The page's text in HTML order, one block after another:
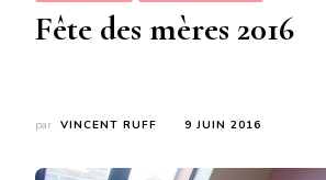
Fête des mères 2016
par VINCENT RUFF 9 JUIN 2016